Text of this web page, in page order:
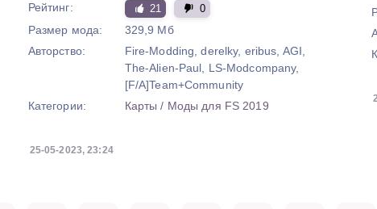
Рейтинг: 21 0
Размер мода:
329,9 Мб
Авторство:
Fire-Modding, derelky, eribus, AGI,
The-Alien-Paul, LS-Modcompany,
[F/A]Team+Community
Категории:
Карты / Моды для FS 2019
25-05-2023, 23:24